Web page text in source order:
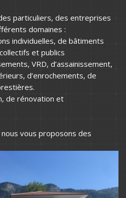
particuliers, des entreprises
domaines :
individuelles, de bâtiments
et publics
VRD, d’assainissement,
d’enrochements, de
de rénovation et
vous proposons des